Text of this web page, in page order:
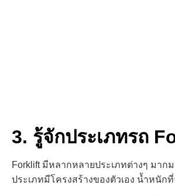
3. รู้จักประเภทรถ
Forklift มีหลากหลายประเภทต่างๆ มาก
ประเภทมีโครงสร้างของตัวเอง น้ำหนัก